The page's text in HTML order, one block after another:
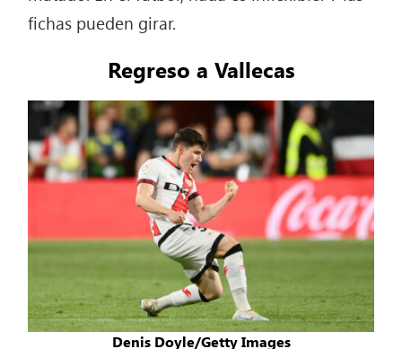
fichas pueden girar.
Regreso a Vallecas
Denis Doyle/Getty Images